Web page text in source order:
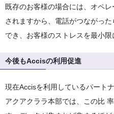
既存のお客様の場合には、オペ
されますから、電話がつながっ
でき、お客様のストレスを最小限
今後もAccisの利用促進
現在Accisを利用しているパート
アクアクララ本部では、この比